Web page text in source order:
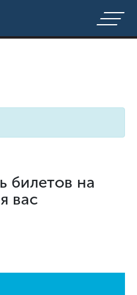
билетов на
вас